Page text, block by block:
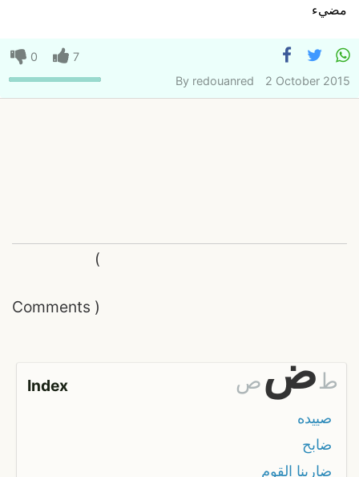
مضيء
0
7
By redouanred 2 October 2015
Comments
(
)
Index صضط
صييده
ضابح
ضاربنا القوم